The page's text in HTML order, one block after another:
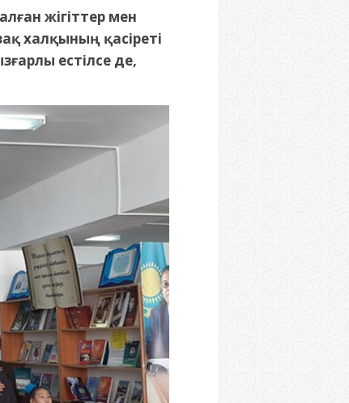
жігіттер мен
халқының қасіреті
естілсе де,